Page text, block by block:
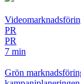
PR
PR
7 min
Grön